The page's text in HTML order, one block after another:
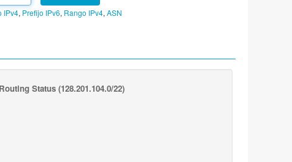
IPv4, Prefijo IPv6, Rango IPv4, ASN
Routing Status(128.201.104.0/22)